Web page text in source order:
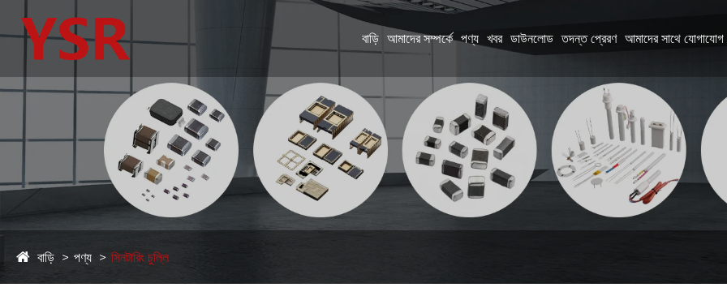
বাড়ি আমাদের সম্পর্কে পণ্য খবর ডাউনলোড তদন্ত প্রেরণ আমাদের সাথে
বাড়ি পণ্য সিনটারিং চুল্লি